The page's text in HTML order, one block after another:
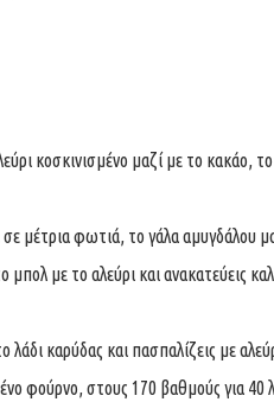
κοσκινισμένο μαζί με το κακάο,
σε μέτρια φωτιά, το γάλα αμυγδάλου
μπολ με το αλεύρι και ανακατεύεις
καρύδας και πασπαλίζεις με
φούρνο, στους 170 βαθμούς για 40